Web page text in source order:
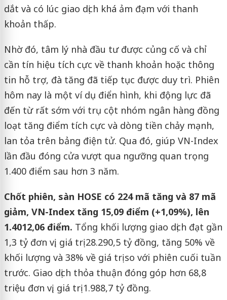
dắt và có lúc giao dịch khá ảm đạm với thanh
khoản thấp.
Nhờ đó, tâm lý nhà đầu tư được củng cố và chỉ
cần tín hiệu tích cực về thanh khoản hoặc thông
tin hỗ trợ, đà tăng đã tiếp tục được duy trì. Phiên
hôm nay là một ví dụ điển hình, khi động lực đã
đến từ rất sớm với trụ cột nhóm ngân hàng đồng
loạt tăng điểm tích cực và dòng tiền chảy mạnh,
lan tỏa trên bảng điện tử. Qua đó, giúp VN-Index
lần đầu đóng cửa vượt qua ngưỡng quan trọng
1.400 điểm sau hơn 3 năm.
Chốt phiên, sàn HOSE có 224 mã tăng và 87 mã
giảm, VN-Index tăng 15,09 điểm (+1,09%), lên
1.4012,06 điểm. Tổng khối lượng giao dịch đạt gần
1,3 tỷ đơn vị, giá trị 28.290,5 tỷ đồng, tăng 50% về
khối lượng và 38% về giá trị so với phiên cuối tuần
trước. Giao dịch thỏa thuận đóng góp hơn 68,8
triệu đơn vị, giá trị 1.988,7 tỷ đồng.